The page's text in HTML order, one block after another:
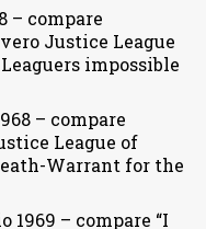
– compare
Justice League
impossible
– compare
League of
Warrant for the
1969 – compare “I